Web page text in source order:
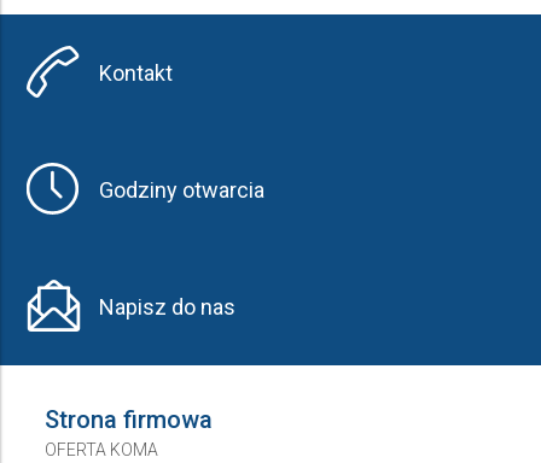
Kontakt
Godziny otwarcia
Napisz do nas
Strona firmowa
OFERTA KOMA